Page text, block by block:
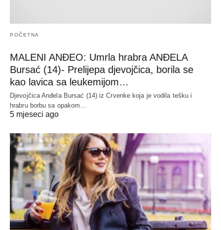
POČETNA
MALENI ANĐEO: Umrla hrabra ANĐELA
Bursać (14)- Prelijepa djevojčica, borila se
kao lavica sa leukemijom…
Djevojčica Anđela Bursać (14) iz Crvenke koja je vodila tešku i
hrabru borbu sa opakom…
5 mjeseci ago